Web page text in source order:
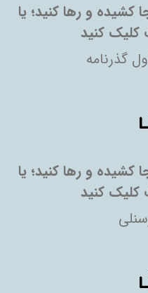
کشیده و رها کنید؛ یا
کنید
گذرنامه
کشیده و رها کنید؛ یا
کنید